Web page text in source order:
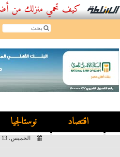
كيف تحمي منزلك من أضرار
اقتصاد نوستالجيا
الخميس، 13 يوليو 2023